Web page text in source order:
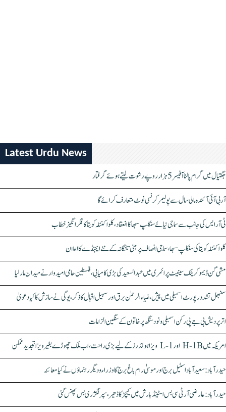
Latest Urdu News
جگتیال میں گرام پالنا آفیسر 5 ہزار روپے رشوت لیتے ہوئے گرفتار
آر بی آئی آئندہ مالی سال سے پولیمر کرنسی نوٹ متعارف کرائے گا
ٹی آر ایس کی جانب سے سماجی نیائے سنکلپ سبھا کا انعقاد، کلواکنٹلہ کویتا کا فکر انگیز خطاب
کلواکنٹلہ کویتا کی سنکلپ سبھا، سماجی انصاف پر مبنی تلنگانہ کے نئے ایجنڈے کا اعلان
مشی گن ڈیموکریٹک سینیٹ پرائمری میں عبدالسعید کی بڑی کامیابی، فلسطین حامی امیدوار نے میدان مار لیا
سنبھل تشدد رپورٹ اسمبلی میں پیش، ضیاء الرحمٰن برق اور سہیل اقبال کا ذکر، یوگی نے سازش کا کیا دعویٰ
اتر پردیش بی جے پی رکن اسمبلی ونود سنگھ پر خاتون کے سنگین الزامات
امریکہ میں H-1B اور L-1 ویزا ہولڈرز کے لیے بڑی راحت، اب ملک چھوڑے بغیر ویزا تجدید ممکن
حیدرآباد: سعیدآباد اسٹیل برج اور موسیٰ رام باغ برج کا وزراء و دیگر رہنماؤں نے کیا معائنہ
حیدرآباد: عارضی آر ٹی سی بس اسٹینڈ بارش میں کیچڑ کا ڈھیر، سپر لگژری بس پھنس گئی